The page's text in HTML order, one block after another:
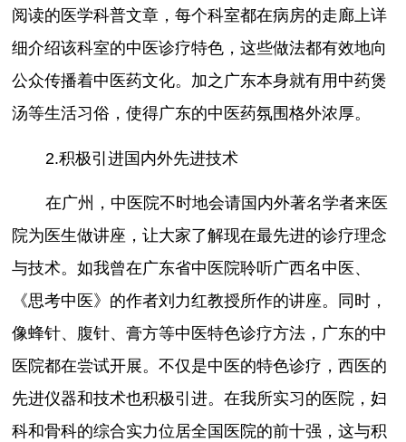
阅读的医学科普文章，每个科室都在病房的走廊上详
细介绍该科室的中医诊疗特色，这些做法都有效地向
公众传播着中医药文化。加之广东本身就有用中药煲
汤等生活习俗，使得广东的中医药氛围格外浓厚。
2.积极引进国内外先进技术
在广州，中医院不时地会请国内外著名学者来医
院为医生做讲座，让大家了解现在最先进的诊疗理念
与技术。如我曾在广东省中医院聆听广西名中医、
《思考中医》的作者刘力红教授所作的讲座。同时，
像蜂针、腹针、膏方等中医特色诊疗方法，广东的中
医院都在尝试开展。不仅是中医的特色诊疗，西医的
先进仪器和技术也积极引进。在我所实习的医院，妇
科和骨科的综合实力位居全国医院的前十强，这与积